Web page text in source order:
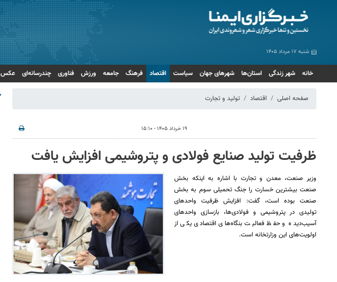
شنبه ۱۷ مرداد ۱۴۰۵
خانه شهر زندگی استان‌ها شهرهای جهان سیاست اقتصاد فرهنگ جامعه ورزش فناوری چندرسانه‌ای عکس
صفحه اصلی اقتصاد تولید و تجارت
۱۹ خرداد ۱۴۰۵ - ۱۵:۱۰
ظرفیت تولید صنایع فولادی و پتروشیمی افزایش یافت
وزیر صنعت، معدن و تجارت با اشاره به اینکه بخش
صنعت بیشترین خسارت‌ را جنگ تحمیلی سوم به بخش
صنعت بوده است، گفت: افزایش ظرفیت واحدهای
تولیدی در پتروشیمی و فولادی‌ها، بازسازی واحدهای
آسیب‌دیده و حفظ فعالیت بنگاه‌های اقتصادی یکی از
اولویت‌های این وزارتخانه است.